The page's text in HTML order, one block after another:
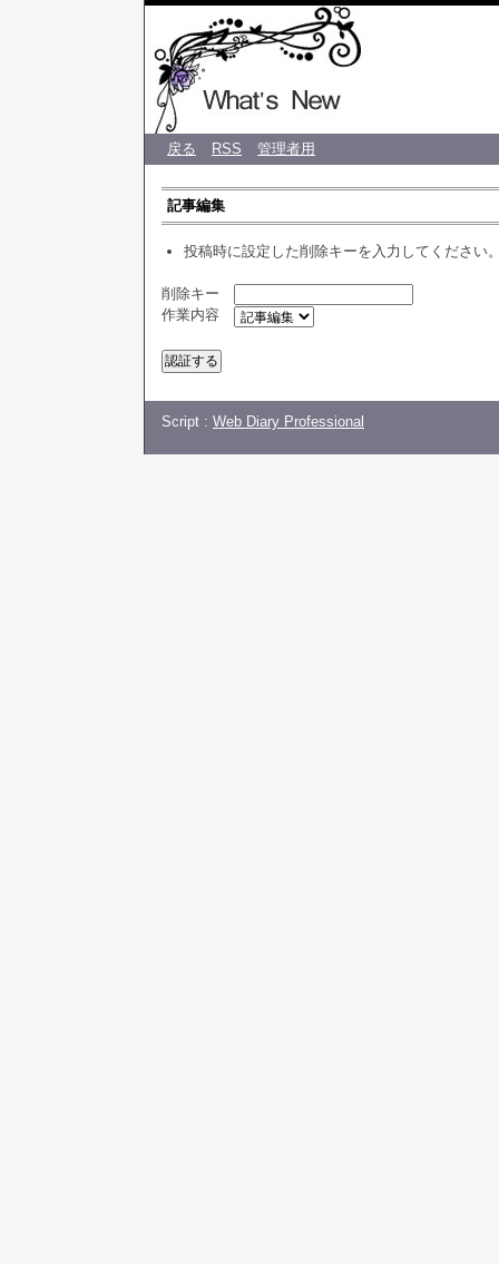
♡ CREA
戻る RSS 管理者用
記事編集
投稿時に設定した削除キーを入力してください
削除キー
作業内容
Script : Web Diary Professional